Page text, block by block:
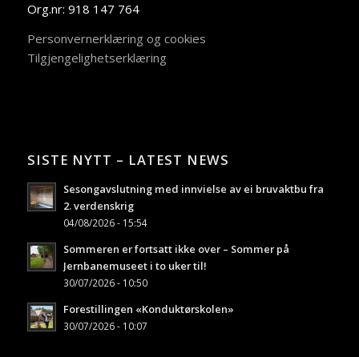
Org.nr: 918 147 764
Personvernerklæring og cookies
Tilgjengelighetserklæring
SISTE NYTT – LATEST NEWS
Sesongavslutning med innvielse av ei bruvaktbu fra
2. verdenskrig
04/08/2026 - 15:54
Sommeren er fortsatt ikke over – Sommer på
Jernbanemuseet i to uker til!
30/07/2026 - 10:50
Forestillingen «Konduktørskolen»
30/07/2026 - 10:07